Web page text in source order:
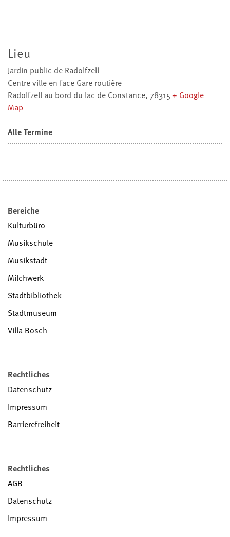
Lieu
Jardin public de Radolfzell
Centre ville en face Gare routière
Radolfzell au bord du lac de Constance, 78315 + Google
Map
Alle Termine
Bereiche
Kulturbüro
Musikschule
Musikstadt
Milchwerk
Stadtbibliothek
Stadtmuseum
Villa Bosch
Rechtliches
Datenschutz
Impressum
Barrierefreiheit
Rechtliches
AGB
Datenschutz
Impressum